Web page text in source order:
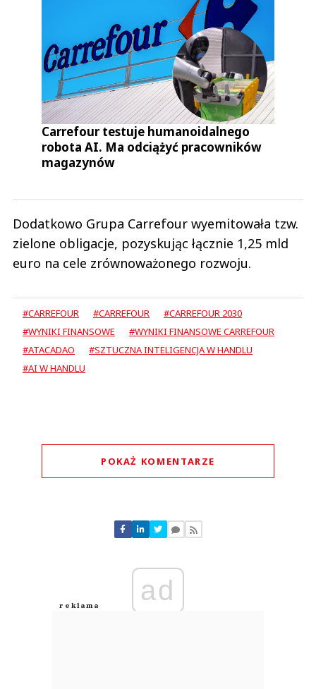
Carrefour testuje humanoidalnego
robota AI. Ma odciążyć pracowników
magazynów
Dodatkowo Grupa Carrefour wyemitowała tzw.
zielone obligacje, pozyskując łącznie 1,25 mld
euro na cele zrównoważonego rozwoju.
#CARREFOUR #CARREFOUR
#CARREFOUR 2030
#WYNIKI FINANSOWE
#WYNIKI FINANSOWE CARREFOUR
#ATACADAO
#SZTUCZNA INTELIGENCJA W HANDLU
#AI W HANDLU
POKAŻ KOMENTARZE
Nie znaleziono komentarzy
Zostaw swoje komentarze
Anuluj
ad